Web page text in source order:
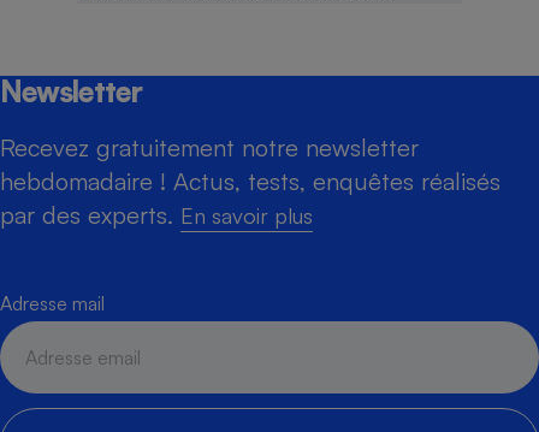
Newsletter
Recevez gratuitement notre newsletter
hebdomadaire ! Actus, tests, enquêtes réalisés
par des experts. En savoir plus
Adresse mail